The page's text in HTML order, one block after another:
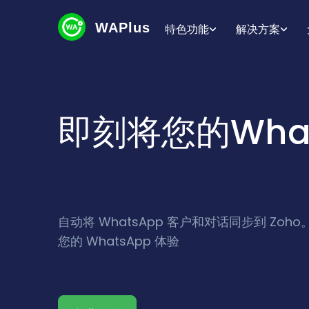
WAPlus 特色功能 解决方案
即刻将您的
自动将 WhatsApp 客户和对话同步到 Zoho
您的 WhatsApp 体验